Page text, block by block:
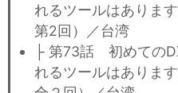
れるツールはありま
第2回）／台湾
├ 第73話 初めての
れるツールはありま